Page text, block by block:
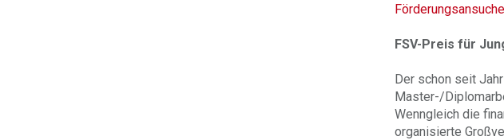
FSV-Preis für
Der schon seit
Master-/
Wenngleich die
organisierte